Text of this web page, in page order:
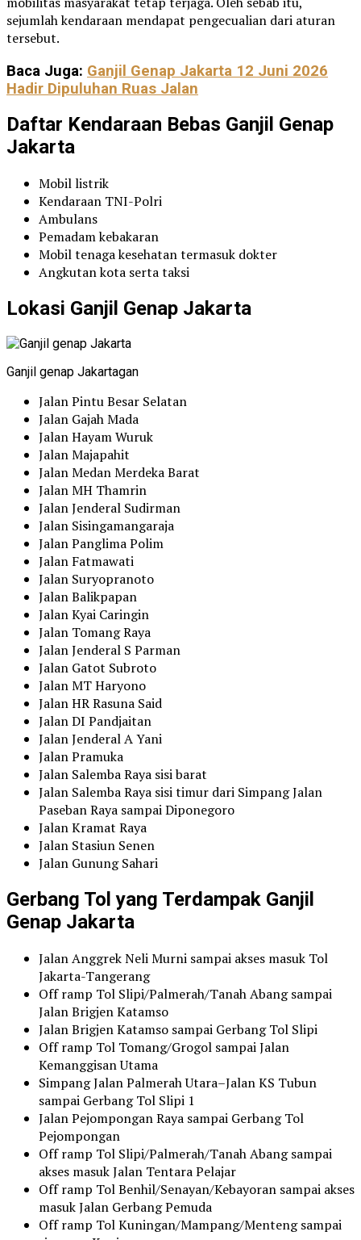
sejumlah kendaraan mendapat pengecualian dari aturan
tersebut.
Baca Juga: Ganjil Genap Jakarta 12 Juni 2026
Hadir Dipuluhan Ruas Jalan
Daftar Kendaraan Bebas Ganjil Genap
Jakarta
Mobil listrik
Kendaraan TNI-Polri
Ambulans
Pemadam kebakaran
Mobil tenaga kesehatan termasuk dokter
Angkutan kota serta taksi
Lokasi Ganjil Genap Jakarta
Ganjil genap Jakartagan
Jalan Pintu Besar Selatan
Jalan Gajah Mada
Jalan Hayam Wuruk
Jalan Majapahit
Jalan Medan Merdeka Barat
Jalan MH Thamrin
Jalan Jenderal Sudirman
Jalan Sisingamangaraja
Jalan Panglima Polim
Jalan Fatmawati
Jalan Suryopranoto
Jalan Balikpapan
Jalan Kyai Caringin
Jalan Tomang Raya
Jalan Jenderal S Parman
Jalan Gatot Subroto
Jalan MT Haryono
Jalan HR Rasuna Said
Jalan DI Pandjaitan
Jalan Jenderal A Yani
Jalan Pramuka
Jalan Salemba Raya sisi barat
Jalan Salemba Raya sisi timur dari Simpang Jalan
Paseban Raya sampai Diponegoro
Jalan Kramat Raya
Jalan Stasiun Senen
Jalan Gunung Sahari
Gerbang Tol yang Terdampak Ganjil
Genap Jakarta
Jalan Anggrek Neli Murni sampai akses masuk Tol
Jakarta-Tangerang
Off ramp Tol Slipi/Palmerah/Tanah Abang sampai
Jalan Brigjen Katamso
Jalan Brigjen Katamso sampai Gerbang Tol Slipi
Off ramp Tol Tomang/Grogol sampai Jalan
Kemanggisan Utama
Simpang Jalan Palmerah Utara–Jalan KS Tubun
sampai Gerbang Tol Slipi 1
Jalan Pejompongan Raya sampai Gerbang Tol
Pejompongan
Off ramp Tol Slipi/Palmerah/Tanah Abang sampai
akses masuk Jalan Tentara Pelajar
Off ramp Tol Benhil/Senayan/Kebayoran sampai akses
masuk Jalan Gerbang Pemuda
Off ramp Tol Kuningan/Mampang/Menteng sampai